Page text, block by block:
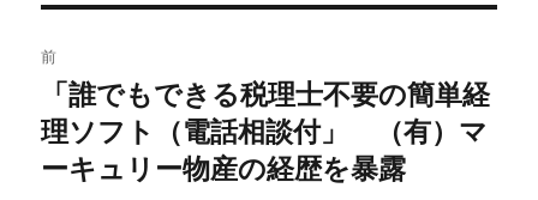
稿
ナ
前
過
去
の
「誰でもできる税理士不要の簡単経
理ソフト（電話相談付」 （有）マ
ーキュリー物産の経歴を暴露